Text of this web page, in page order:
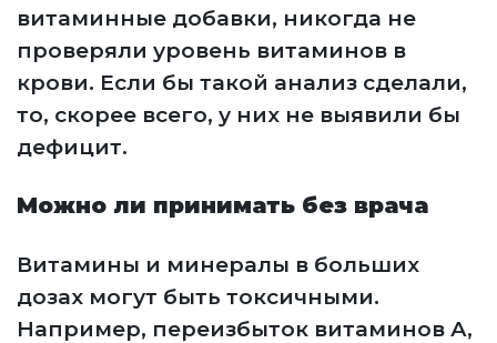
витаминные добавки, никогда не
проверяли уровень витаминов в
крови. Если бы такой анализ сделали,
то, скорее всего, у них не выявили бы
дефицит.
Можно ли принимать без врача
Витамины и минералы в больших
дозах могут быть токсичными.
Например, переизбыток витаминов А,